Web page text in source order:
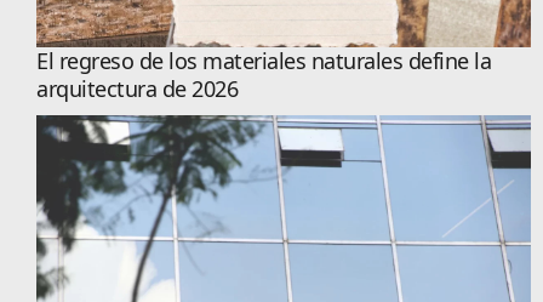
El regreso de los materiales naturales define la
arquitectura de 2026